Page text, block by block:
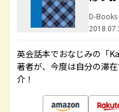
D-Books
英会話本でおなじみの「
著者が、今度は自分の滞
介！